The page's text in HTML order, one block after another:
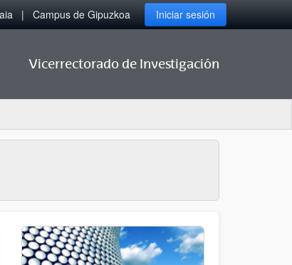
Campus de Gipuzkoa Iniciar sesión
Vicerrectorado de Investigación